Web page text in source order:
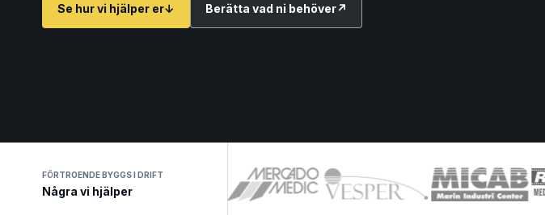
Se hur vi hjälper er↓ Berätta vad ni behöver↗
FÖRTROENDE BYGGS I DRIFT
Några vi hjälper